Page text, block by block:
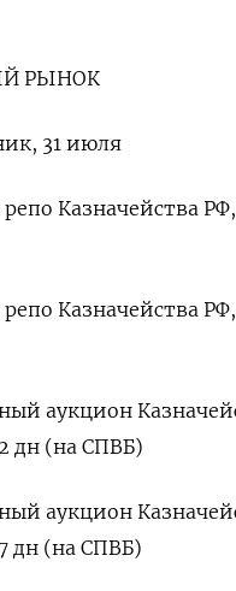
РЫНОК
31 июля
Казначейства
Казначейства
аукцион
дн (на СПВБ)
аукцион
дн (на СПВБ)